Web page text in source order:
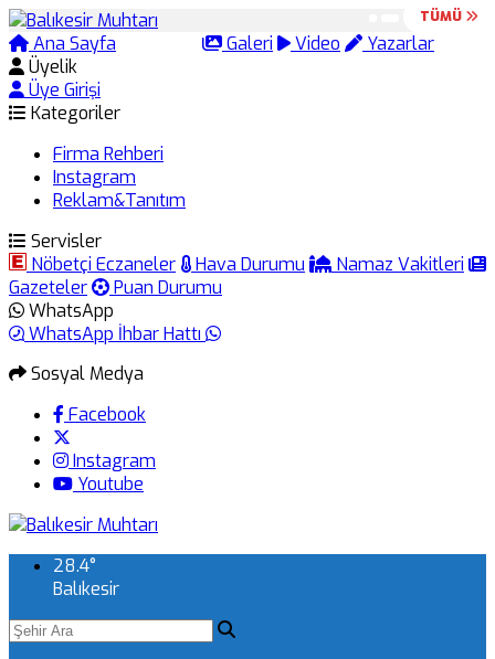
Ana Sayfa Galeri Video
Yazarlar
Üyelik
Üye Girişi
Kategoriler
Firma Rehberi
Instagram
Reklam&Tanıtım
Servisler
Nöbetçi Eczaneler
Hava Durumu
Namaz Vakitleri
Gazeteler
Puan Durumu
WhatsApp
WhatsApp İhbar Hattı
Sosyal Medya
Facebook
Instagram
Youtube
28.4°
Balıkesir
TÜMÜ
TÜMÜ